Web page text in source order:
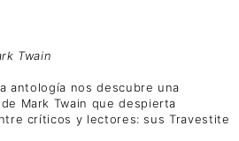
Twain
antología nos descubre una
Mark Twain que despierta
críticos y lectores: sus Travestite